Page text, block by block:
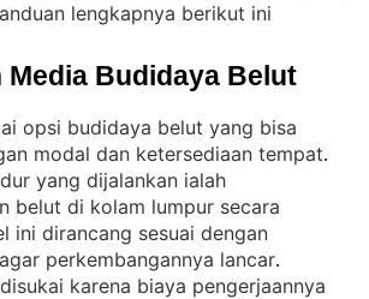
lengkapnya berikut ini
Media Budidaya Belut
opsi budidaya belut yang bisa
modal dan ketersediaan tempat
yang dijalankan ialah
belut di kolam lumpur secara
ini dirancang sesuai dengan
perkembangannya lancar
karena biaya pengerjaannya